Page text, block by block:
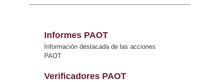
Informes PAOT
Información destacada de las acciones
PAOT
Verificadores PAOT